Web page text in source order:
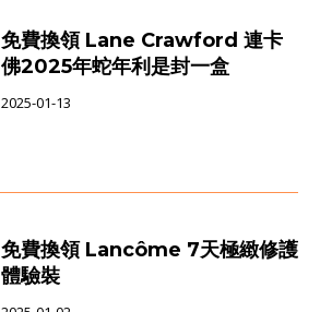
免費換領 Lane Crawford 連卡
佛2025年蛇年利是封一盒
2025-01-13
免費換領 Lancôme 7天極緻修護
體驗裝